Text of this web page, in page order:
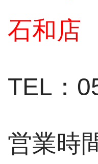
石和店
TEL：
営業時